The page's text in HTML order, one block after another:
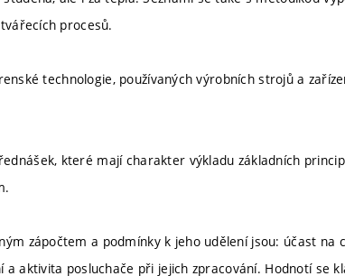
procesů.
technologie, používaných výrobních strojů a
které mají charakter výkladu základních
zápočtem a podmínky k jeho udělení jsou: účast na
a aktivita posluchače při jejich zpracování. Hodnotí se